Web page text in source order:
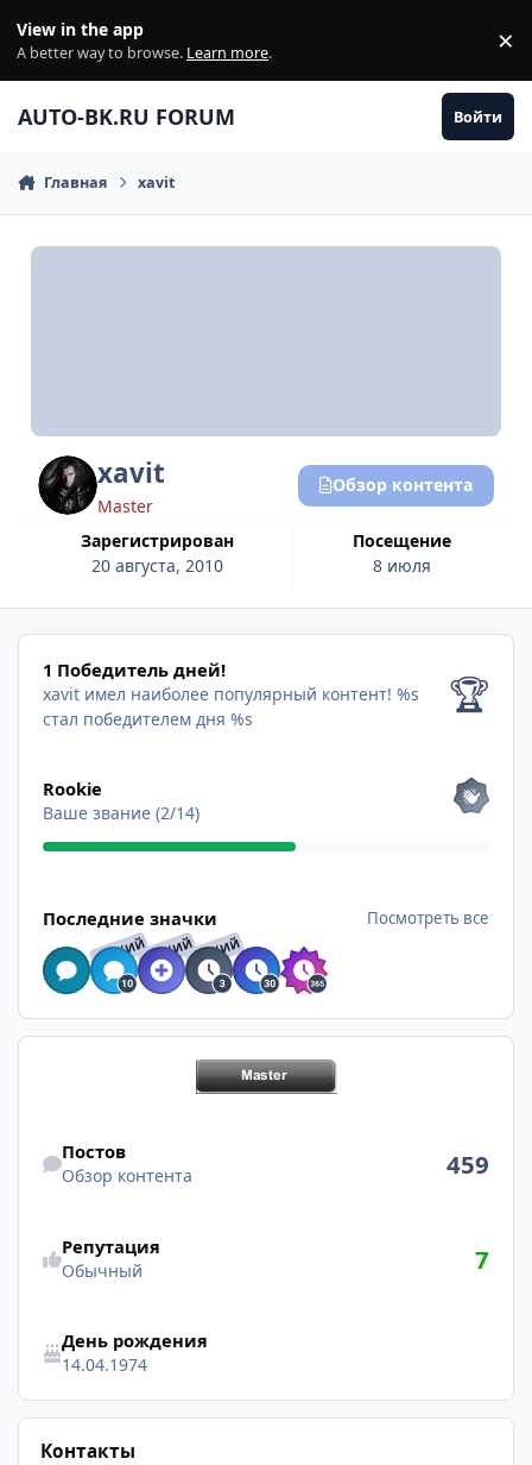
View in the app
A better way to browse. Learn more. ×
AUTO-BK.RU FORUM Войти
Главная xavit
xavit
Master
Зарегистрирован
20 августа, 2010
Посещение
8 июля
Обзор контента
1 Победитель дней!
1 Победитель дней!
xavit имел наиболее популярный контент! %s
стал победителем дня %s
🏆
Rookie
Ваше звание (2/14)
Последние значки Посмотреть все
РЕДКИЙРЕДКИЙРЕДКИЙ
Постов
Обзор контента 459
Репутация
Обычный 7
День рождения
14.04.1974
Контакты